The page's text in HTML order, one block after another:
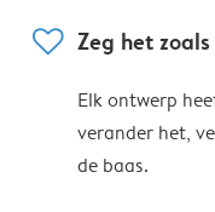
heart Zeg het
Elk ontwerp
verander het,
de baas.